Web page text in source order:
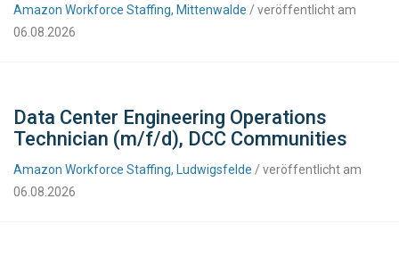
Amazon Workforce Staffing, Mittenwalde / veröffentlicht am
06.08.2026
Data Center Engineering Operations
Technician (m/f/d), DCC Communities
Amazon Workforce Staffing, Ludwigsfelde / veröffentlicht am
06.08.2026